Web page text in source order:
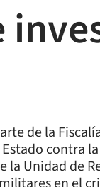
de la
contra
Unidad de